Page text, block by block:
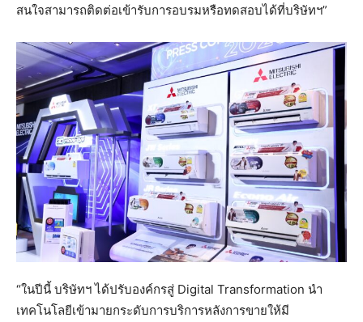
สนใจสามารถติดต่อเข้ารับการอบรมหรือทดสอบได้ที่บริษัทฯ”
“ในปีนี้ บริษัทฯ ได้ปรับองค์กรสู่ Digital Transformation นำ
เทคโนโลยีเข้ามายกระดับการบริการหลังการขายให้มี